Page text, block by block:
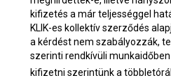
kifizetés a már teljességgel
KLIK-es kollektív szerződés
a kérdést nem szabályozzák,
szerinti rendkívüli
kifizetni szerintünk a